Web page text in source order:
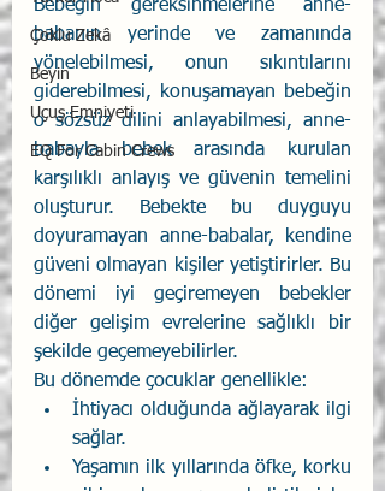
Çoklu Zekâ
Beyin
Uçuş Emniyeti
EQ For Cabin Crews
Bebeğin gereksinmelerine anne-
babanın yerinde ve zamanında
yönelebilmesi, onun sıkıntılarını
giderebilmesi, konuşamayan bebeğin
o sözsüz dilini anlayabilmesi, anne-
babayla bebek arasında kurulan
karşılıklı anlayış ve güvenin temelini
oluşturur. Bebekte bu duyguyu
doyuramayan anne-babalar, kendine
güveni olmayan kişiler yetiştirirler. Bu
dönemi iyi geçiremeyen bebekler
diğer gelişim evrelerine sağlıklı bir
şekilde geçemeyebilirler.
Bu dönemde çocuklar genellikle:
İhtiyacı olduğunda ağlayarak ilgi
sağlar.
Yaşamın ilk yıllarında öfke, korku